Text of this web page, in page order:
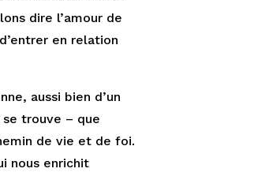
dire l’amour de
en relation
aussi bien d’un
trouve – que
de vie et de foi.
nous enrichit